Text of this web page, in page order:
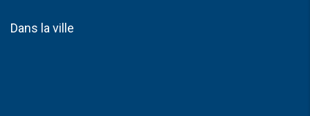
Dans la ville